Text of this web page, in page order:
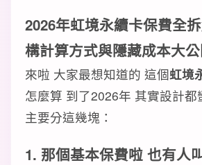
2026年虹境永續卡保費全
構計算方式與隱藏成本大
來啦 大家最想知道的 這個虹境
怎麼算 到了2026年 其實設計都
主要分這幾塊：
1. 那個基本保費啦 也有人